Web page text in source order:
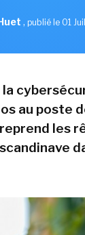
, publié le 01
au poste
les